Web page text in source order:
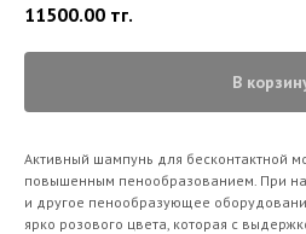
11500.00 тг.
В
Активный шампунь для бесконтактной
повышенным пенообразованием. При
и другое пенообразующее
ярко розового цвета, которая с